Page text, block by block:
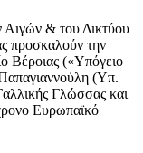
& του Δικτύου
προσκαλούν την
Βέροιας («Υπόγειο
(Υπ.
Γλώσσας και
Ευρωπαϊκό